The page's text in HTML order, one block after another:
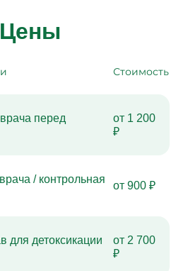
Цены
Стоимость
перед
от 1 200
₽
/ контрольная
от 900 ₽
для детоксикации
от 2 700
₽